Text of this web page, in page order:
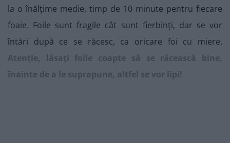
la o înălțime medie, timp de 10 minute pentru fiecare
foaie. Foile sunt fragile cât sunt fierbinți, dar se vor
întări după ce se răcesc, ca oricare foi cu miere.
Atenție, lăsați foile coapte să se răcească bine,
înainte de a le suprapune, altfel se vor lipi!